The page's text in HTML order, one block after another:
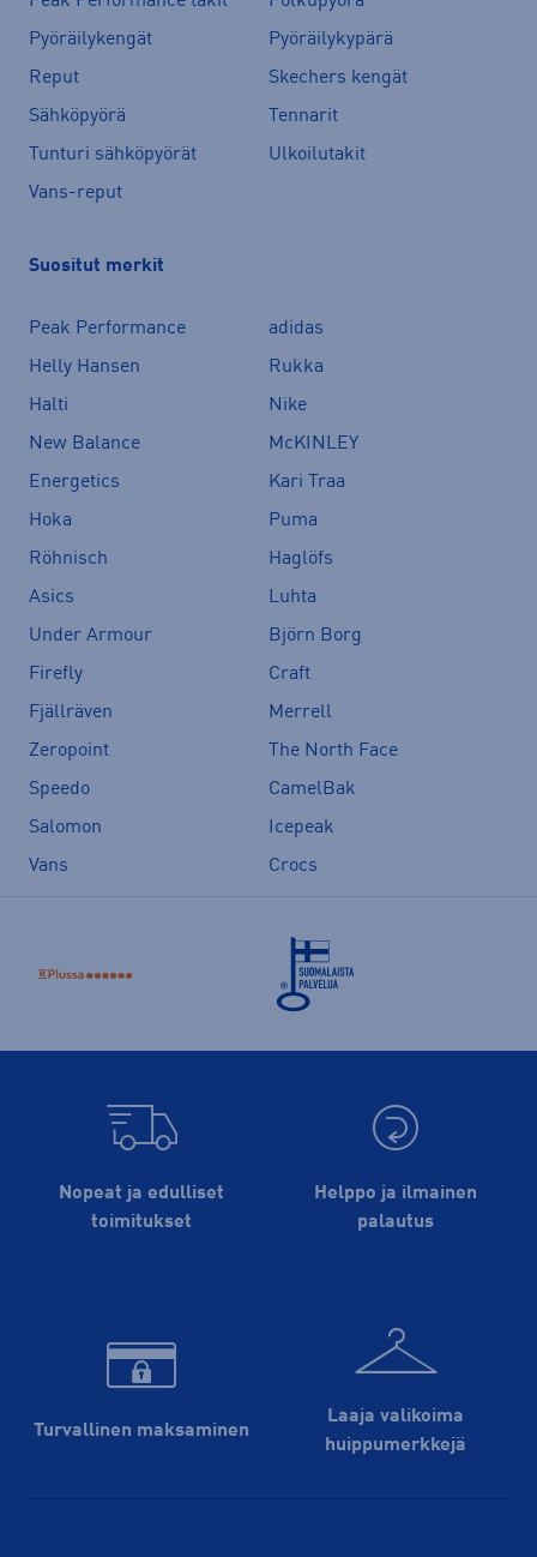
Pyöräilykengät
Pyöräilykypärä
Reput
Skechers kengät
Sähköpyörä
Tennarit
Tunturi sähköpyörät
Ulkoilutakit
Vans-reput
Suositut merkit
Peak Performance
adidas
Helly Hansen
Rukka
Halti
Nike
New Balance
McKINLEY
Energetics
Kari Traa
Hoka
Puma
Röhnisch
Haglöfs
Asics
Luhta
Under Armour
Björn Borg
Firefly
Craft
Fjällräven
Merrell
Zeropoint
The North Face
Speedo
CamelBak
Salomon
Icepeak
Vans
Crocs
Nopeat ja edulliset
toimitukset
Helppo ja ilmainen
palautus
Turvallinen maksaminen
Laaja valikoima
huippu­merkkejä